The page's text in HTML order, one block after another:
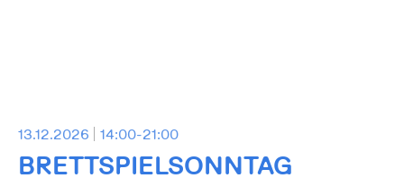
13.12.2026 14:00-21:00
BRETTSPIELSONNTAG